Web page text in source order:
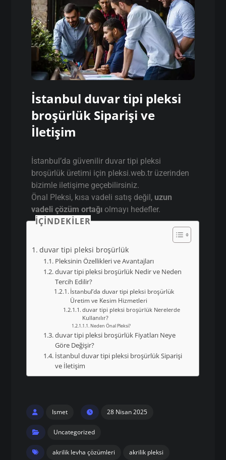
İstanbul duvar tipi pleksi
broşürlük Siparişi ve
İletişim
İstanbul’da güvenilir duvar tipi pleksi
broşürlük üretimi için pleksi.web.tr üzerinden
bizimle iletişime geçebilirsiniz.
Önal Pleksi, kısa vadeli satış değil, uzun
vadeli çözüm ortağı olmayı hedefler.
İÇINDEKILER
duvar tipi pleksi broşürlük
Pleksinin Özellikleri ve Avantajları
duvar tipi pleksi broşürlük Nedir ve Neden
Tercih Edilir?
İstanbul’da duvar tipi pleksi broşürlük
Üretim ve Kesim Hizmetleri
duvar tipi pleksi broşürlük Nerelerde
Kullanılır?
Neden Önal Pleksi?
duvar tipi pleksi broşürlük Fiyatları Neye
Göre Değişir?
İstanbul duvar tipi pleksi broşürlük Siparişi
ve İletişim
Ismet 28 Nisan 2025
Uncategorized
akrilik levha çözümleri akrilik pleksi